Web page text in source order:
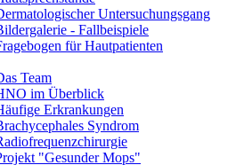
Untersuchungsgang
- Fallbeispiele
für Hautpatienten
Team
im Überblick
Erkrankungen
Syndrom
"Gesunder Mops"